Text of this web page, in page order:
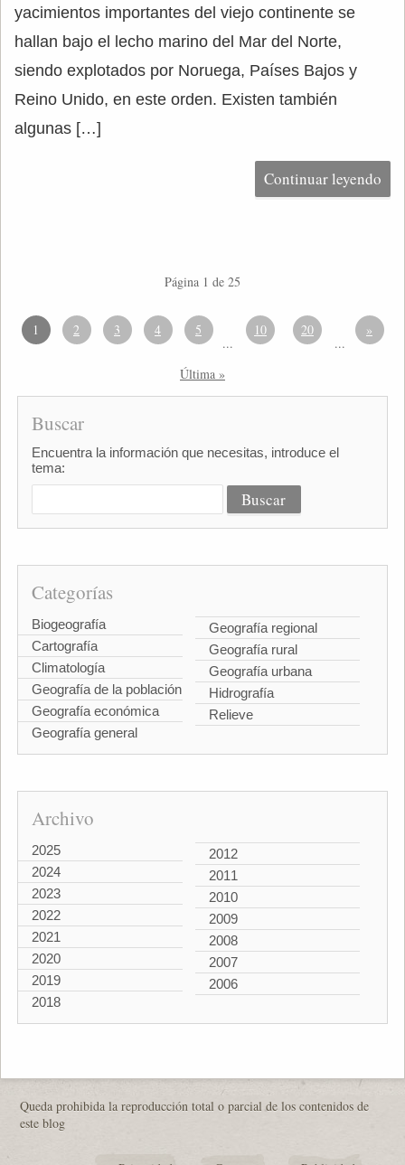
yacimientos importantes del viejo continente se
hallan bajo el lecho marino del Mar del Norte,
siendo explotados por Noruega, Países Bajos y
Reino Unido, en este orden. Existen también
algunas […]
Continuar leyendo
Página 1 de 25
1 2 3 4 5
...
10 20
...
»
Última »
Buscar
Encuentra la información que necesitas, introduce el
tema:
Categorías
Biogeografía
Cartografía
Climatología
Geografía de la población
Geografía económica
Geografía general
Geografía regional
Geografía rural
Geografía urbana
Hidrografía
Relieve
Archivo
2025
2024
2023
2022
2021
2020
2019
2018
2012
2011
2010
2009
2008
2007
2006
Queda prohibida la reproducción total o parcial de los contenidos de
este blog